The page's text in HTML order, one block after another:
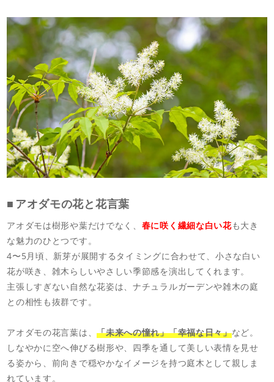
アオダモの花と花言葉
アオダモは樹形や葉だけでなく、 春に咲く繊細な白い花も大き
な魅力のひとつです。
4〜5月頃、新芽が展開するタイミングに合わせて、小さな白い
花が咲き、雑木らしいやさしい季節感を演出してくれます。
主張しすぎない自然な花姿は、ナチュラルガーデンや雑木の庭
との相性も抜群です。
アオダモの花言葉は、「未来への憧れ」「幸福な日々」など。
しなやかに空へ伸びる樹形や、四季を通して美しい表情を見せ
る姿から、前向きで穏やかなイメージを持つ庭木として親しま
れています。